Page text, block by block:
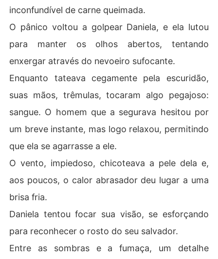
inconfundível de carne queimada.
O pânico voltou a golpear Daniela, e ela lutou
para manter os olhos abertos, tentando
enxergar através do nevoeiro sufocante.
Enquanto tateava cegamente pela escuridão,
suas mãos, trêmulas, tocaram algo pegajoso:
sangue. O homem que a segurava hesitou por
um breve instante, mas logo relaxou, permitindo
que ela se agarrasse a ele.
O vento, impiedoso, chicoteava a pele dela e,
aos poucos, o calor abrasador deu lugar a uma
brisa fria.
Daniela tentou focar sua visão, se esforçando
para reconhecer o rosto do seu salvador.
Entre as sombras e a fumaça, um detalhe